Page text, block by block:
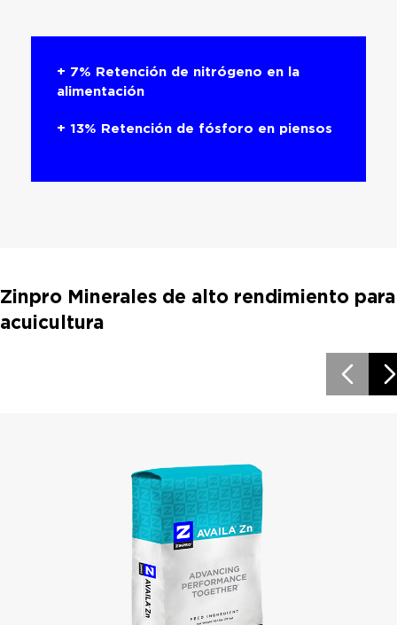
+ 7% Retención de nitrógeno en la
alimentación
+ 13% Retención de fósforo en piensos
Zinpro Minerales de alto rendimiento para
acuicultura